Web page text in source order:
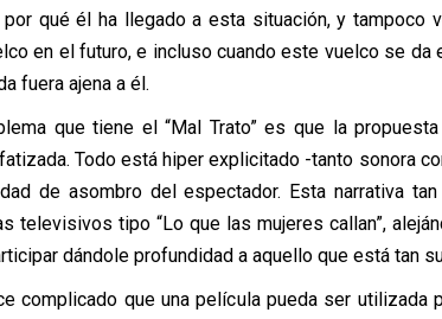
por qué él ha llegado a esta situación, y tampoco
en el futuro, e incluso cuando este vuelco se
fuera ajena a él.
que tiene el “Mal Trato” es que la
Todo está hiper explicitado -tanto sonora
de asombro del espectador. Esta narrativa
televisivos tipo “Lo que las mujeres callan”,
dándole profundidad a aquello que está tan
complicado que una película pueda ser utilizada